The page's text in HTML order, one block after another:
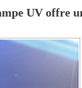
UV offre